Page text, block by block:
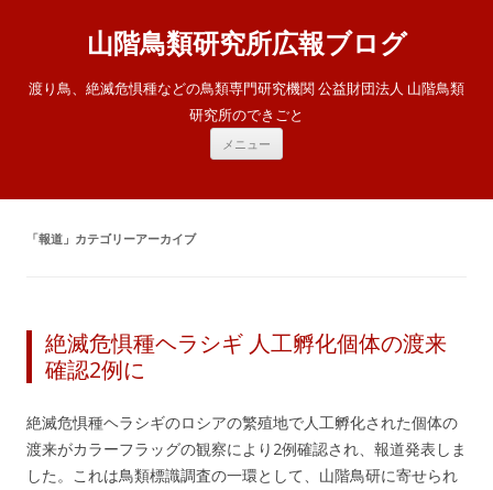
山階鳥類研究所広報ブログ
渡り鳥、絶滅危惧種などの鳥類専門研究機関 公益財団法人 山階鳥類
研究所のできごと
メニュー
ツ
「報道 」カテゴリーアーカイブ
絶滅危惧種ヘラシギ 人工孵化個体の渡来
確認2例に
絶滅危惧種ヘラシギのロシアの繁殖地で人工孵化された個体の
渡来がカラーフラッグの観察により2例確認され、報道発表しま
した。これは鳥類標識調査の一環として、山階鳥研に寄せられ